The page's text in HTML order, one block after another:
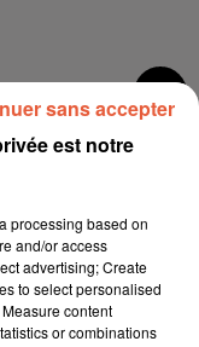
est notre
processing based on
and/or access
advertising; Create
to select personalised
content
or combinations
sans accepter